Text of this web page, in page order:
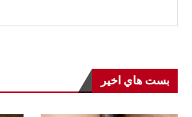
بست هاي اخير